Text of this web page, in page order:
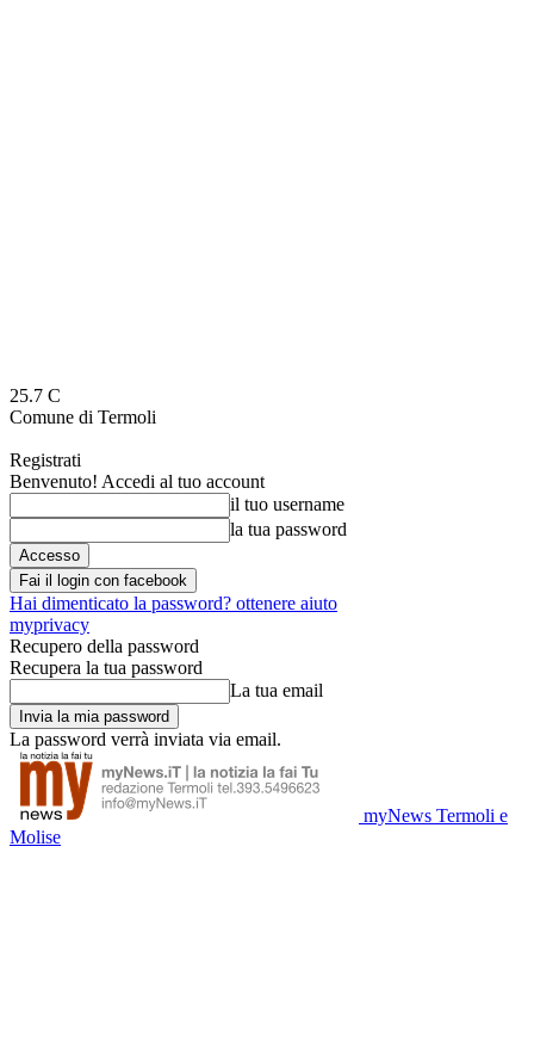
25.7 C
Comune di Termoli
Registrati
Benvenuto! Accedi al tuo account
il tuo username
la tua password
Fai il login con facebook
Hai dimenticato la password? ottenere aiuto
myprivacy
Recupero della password
Recupera la tua password
La tua email
La password verrà inviata via email.
myNews Termoli e
Molise